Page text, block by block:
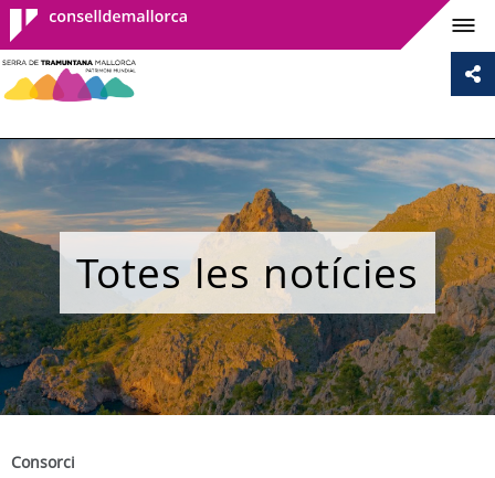
Consell de
Mallorca
Totes les notícies
Consorci